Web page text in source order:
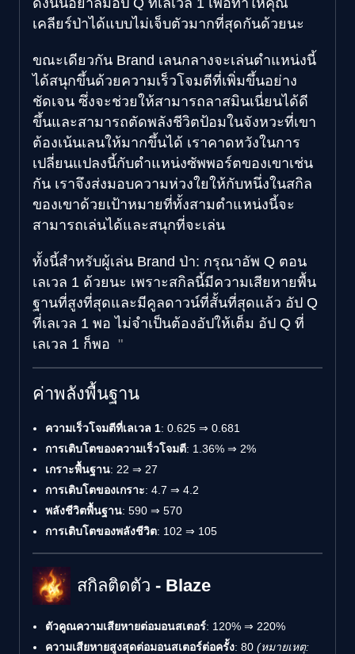
เคลียร์ป่าได้แบบไม่เจ็บตัวมากที่สุดกันด้วยนะ
ขณะเดียวกัน Brand เลนกลางจะเล่นตำแหน่งนี้
ได้สนุกขึ้นด้วยความเร็วโจมตีที่เพิ่มขึ้นอย่าง
ชัดเจน ซึ่งจะช่วยให้สามารถลาสมินเนี่ยนได้ดี
ขึ้นและสามารถตัดพลังชีวิตป้อมในจังหวะที่เขา
ต้องเน้นเลนให้มากขึ้นได้ เราคาดหวังในการ
เปลี่ยนแปลงนี้กับตำแหน่งซัพพอร์ตของเขาเช่น
กัน เราจึงส่งมอบความห่วงใยให้กับหนึ่งในสกิล
ของเขาด้วยเป้าหมายที่ทั้งสามตำแหน่งนี้จะ
สามารถเล่นได้และสนุกที่จะเล่น
ทั้งนี้สำหรับผู้เล่น Brand ป่า: กรุณาอัพ Q ตอน
เลเวล 1 ด้วยนะ เพราะสกิลนี้มีความเสียหายพื้น
ฐานที่สูงที่สุดและมีคูลดาวน์ที่สั้นที่สุดแล้ว อัป Q
ที่เลเวล 1 พอ ไม่จำเป็นต้องอัปให้เต็ม อัป Q ที่
เลเวล 1 ก็พอ
ค่าพลังพื้นฐาน
ความเร็วโจมตีที่เลเวล 1: 0.625 ⇒ 0.681
การเติบโตของความเร็วโจมตี: 1.36% ⇒ 2%
เกราะพื้นฐาน: 22 ⇒ 27
การเติบโตของเกราะ: 4.7 ⇒ 4.2
พลังชีวิตพื้นฐาน: 590 ⇒ 570
การเติบโตของพลังชีวิต: 102 ⇒ 105
สกิลติดตัว - Blaze
ตัวคูณความเสียหายต่อมอนสเตอร์: 120% ⇒ 220%
ความเสียหายสูงสุดต่อมอนสเตอร์ต่อครั้ง: 80 (หมายเหตุ: